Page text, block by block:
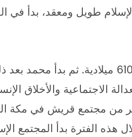
الإسلام طويل ومعقد، بدأ
تلقى النبي محمد رسالة إلهية في غار حراء بالقرب من مكة
الاجتماعية والأخلاق
من مجتمع قريش في مكة
محمد إلى المدينة المنورة في الهجرة الشهيرة عام 622م.